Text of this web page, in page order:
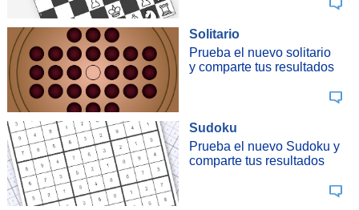
Solitario
Prueba el nuevo solitario
y comparte tus resultados
Sudoku
Prueba el nuevo Sudoku y
comparte tus resultados